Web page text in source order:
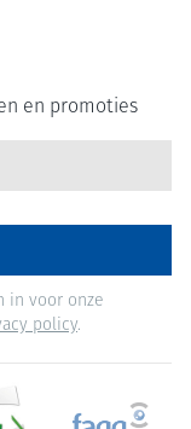
en promoties
in voor onze
policy.